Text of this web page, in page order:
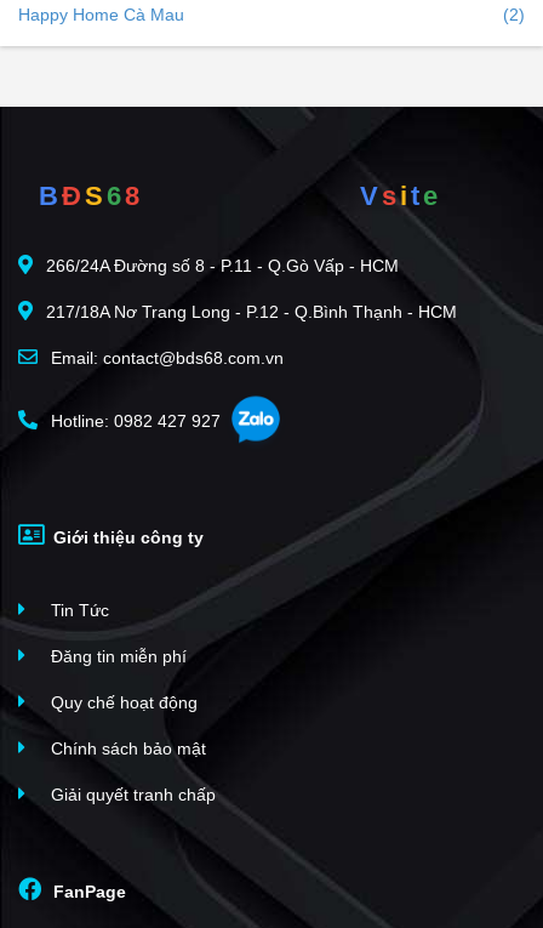
Happy Home Cà Mau (2)
BĐS68 Vsite
266/24A Đường số 8 - P.11 - Q.Gò Vấp - HCM
217/18A Nơ Trang Long - P.12 - Q.Bình Thạnh - HCM
Email: contact@bds68.com.vn
Hotline: 0982 427 927
Giới thiệu công ty
Tin Tức
Đăng tin miễn phí
Quy chế hoạt động
Chính sách bảo mật
Giải quyết tranh chấp
FanPage